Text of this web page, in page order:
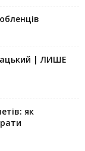
| ЛИШЕ
як